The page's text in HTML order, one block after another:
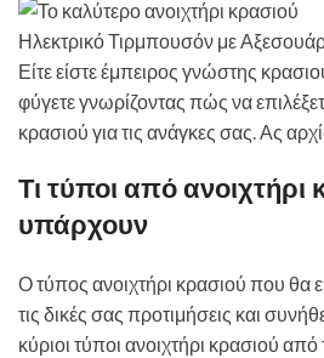
Ηλεκτρικό Τιρμπουσόν με
Είτε είστε έμπειρος γνώστης
φύγετε γνωρίζοντας πώς να
κρασιού για τις ανάγκες σας. Ας
Τι τύποι από ανοιχτήρι
υπάρχουν
Ο τύπος ανοιχτήρι κρασιού που θα
τις δικές σας προτιμήσεις και
κύριοι τύποι ανοιχτήρι κρασιού